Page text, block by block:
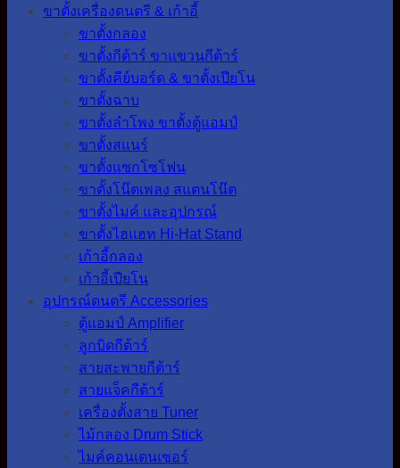
ขาตั้งเครื่องดนตรี & เก้าอี้
ขาตั้งกลอง
ขาตั้งกีต้าร์ ขาแขวนกีต้าร์
ขาตั้งคีย์บอร์ด & ขาตั้งเปียโน
ขาตั้งฉาบ
ขาตั้งลำโพง ขาตั้งตู้แอมป์
ขาตั้งสแนร์
ขาตั้งแซกโซโฟน
ขาตั้งโน๊ตเพลง สแตนโน๊ต
ขาตั้งไมค์ และอุปกรณ์
ขาตั้งไฮแฮท Hi-Hat Stand
เก้าอี้กลอง
เก้าอี้เปียโน
อุปกรณ์ดนตรี Accessories
ตู้แอมป์ Amplifier
ลูกบิดกีต้าร์
สายสะพายกีต้าร์
สายแจ็คกีต้าร์
เครื่องตั้งสาย Tuner
ไม้กลอง Drum Stick
ไมค์คอนเดนเซอร์